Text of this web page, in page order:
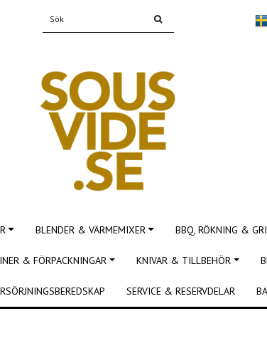
BLENDER & VÄRMEMIXER BBQ, RÖKNING &
& FÖRPACKNINGAR KNIVAR & TILLBEHÖR
SERVICE & RESERVDELAR